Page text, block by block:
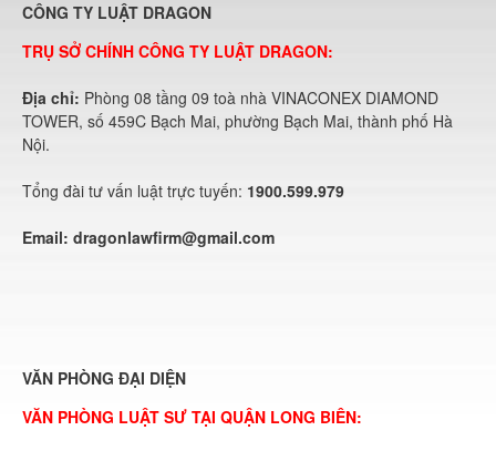
CÔNG TY LUẬT DRAGON
TRỤ SỞ CHÍNH CÔNG TY LUẬT DRAGON:
Địa chỉ: Phòng 08 tầng 09 toà nhà VINACONEX DIAMOND
TOWER, số 459C Bạch Mai, phường Bạch Mai, thành phố Hà
Nội.
Tổng đài tư vấn luật trực tuyến: 1900.599.979
Email: dragonlawfirm@gmail.com
VĂN PHÒNG ĐẠI DIỆN
VĂN PHÒNG LUẬT SƯ TẠI QUẬN LONG BIÊN: